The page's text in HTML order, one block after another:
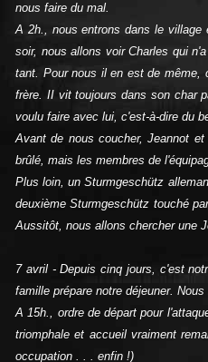
nous faire du mal.
A 2h., nous entrons dans le village
soir, nous allons voir Charles qui
tant. Pour nous il en est de même,
frère. II vit toujours dans son char
voulu faire avec lui, c'est‑à‑dire du
Avant de nous coucher, Jeannot
brûlé, mais les membres de
Plus loin, un Sturmgeschütz
deuxième Sturmgeschütz touché
Aussitôt, nous allons chercher une
7 avril ‑ Depuis cinq jours, c'est
famille prépare notre déjeuner.
A 15h., ordre de départ pour
triomphale et accueil vraiment
occupation . . . enfin !)